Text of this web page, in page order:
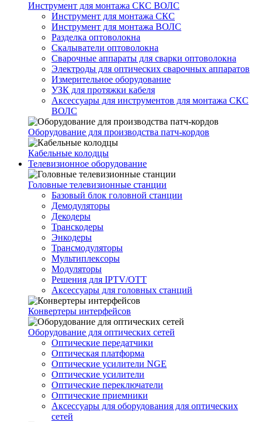
Инструмент для монтажа СКС ВОЛС
Инструмент для монтажа СКС
Инструмент для монтажа ВОЛС
Разделка оптоволокна
Скалыватели оптоволокна
Сварочные аппараты для сварки оптоволокна
Электроды для оптических сварочных аппаратов
Измерительное оборудование
УЗК для протяжки кабеля
Аксессуары для инструментов для монтажа СКС
ВОЛС
Оборудование для производства патч-кордов
Кабельные колодцы
Телевизионное оборудование
Головные телевизионные станции
Базовый блок головной станции
Демодуляторы
Декодеры
Транскодеры
Энкодеры
Трансмодуляторы
Мультиплексоры
Модуляторы
Решения для IPTV/OTT
Аксессуары для головных станций
Конвертеры интерфейсов
Оборудование для оптических сетей
Оптические передатчики
Оптическая платформа
Оптические усилители NGE
Оптические усилители
Оптические переключатели
Оптические приемники
Аксессуары для оборудования для оптических
сетей